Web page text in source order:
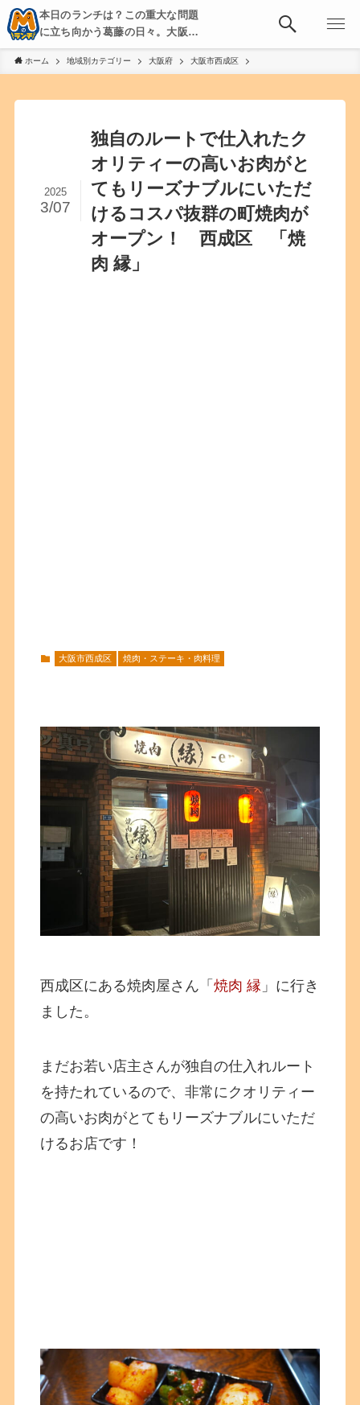
本日のランチは？この重大な問題
に立ち向かう葛藤の日々。大阪・
京都・神戸を中心とした食べ歩
き、飲み歩きを綴る。
ホーム 地域別カテゴリー 大阪府 大阪市西成区
独自のルートで仕入れたク
オリティーの高いお肉がと
てもリーズナブルにいただ
けるコスパ抜群の町焼肉が
オープン！ 西成区 「焼
肉 縁」
2025
3/07
大阪市西成区 焼肉・ステーキ・肉料理
西成区にある焼肉屋さん「焼肉 縁 」に行き
ました。
まだお若い店主さんが独自の仕入れルート
を持たれているので、非常にクオリティー
の高いお肉がとてもリーズナブルにいただ
けるお店です！